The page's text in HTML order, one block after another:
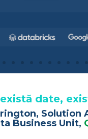
date,
Solution
Business Unit,